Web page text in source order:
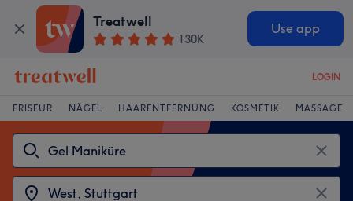
Treatwell
130K
Use app
LOGIN
FRISEUR NÄGEL HAARENTFERNUNG KOSMETIK MASSAGE